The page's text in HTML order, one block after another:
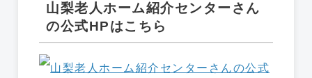
山梨老人ホーム紹介センターさん
の公式HPはこちら